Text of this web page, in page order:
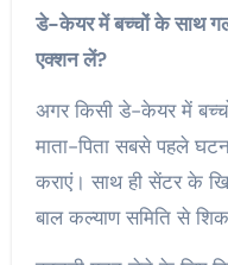
डे-केयर में बच्चों के साथ
एक्शन लें?
अगर किसी डे-केयर में
माता-पिता सबसे पहले
कराएं। साथ ही सेंटर के
बाल कल्याण समिति से